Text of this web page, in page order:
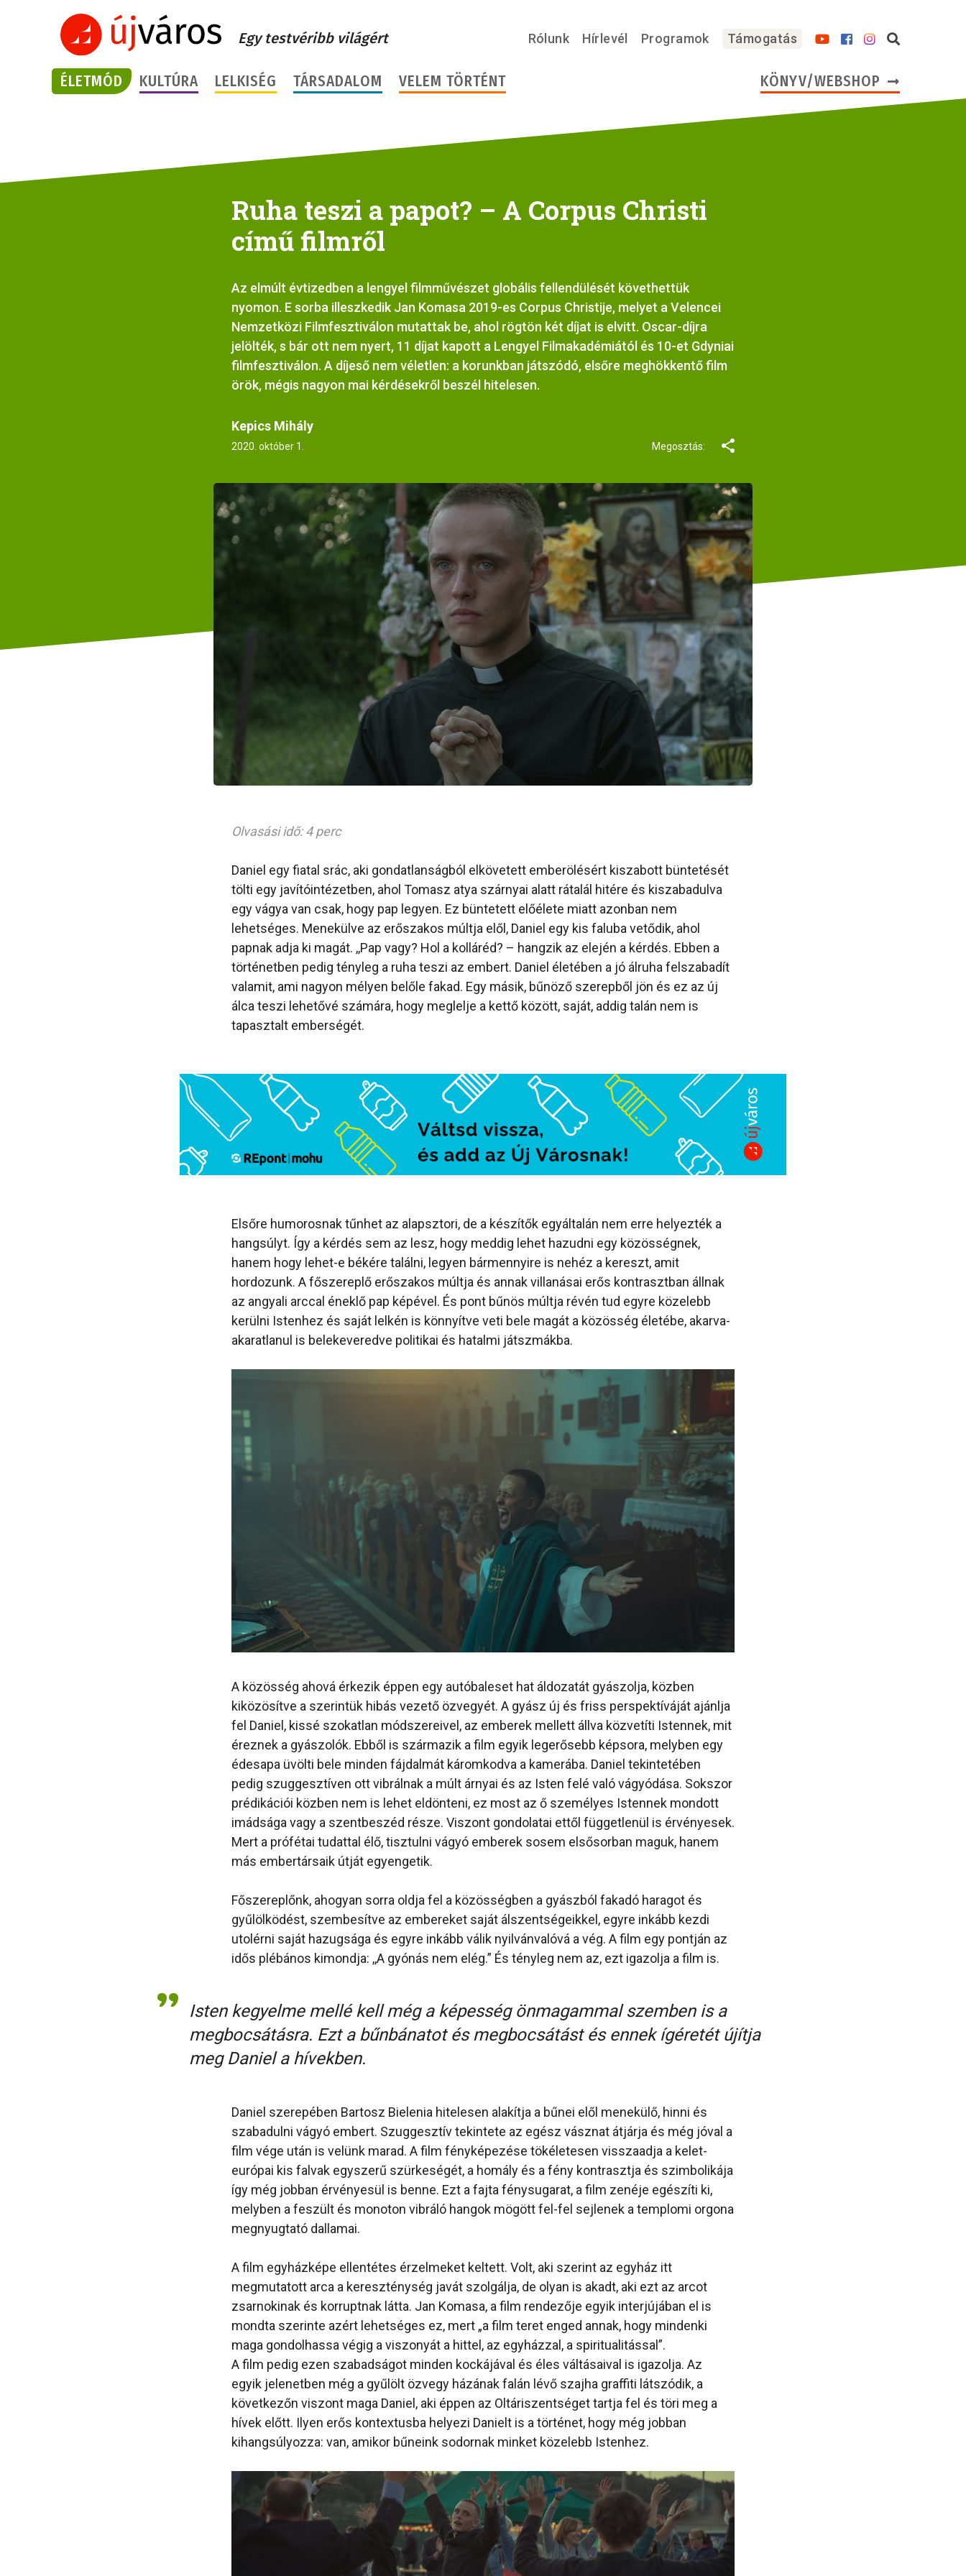
Egy testvéribb világért Rólunk Hírlevél Programok Támogatás
ÉLETMÓD KULTÚRA LELKISÉG TÁRSADALOM VELEM TÖRTÉNT KÖNYV/WEBSHOP
Ruha teszi a papot? – A Corpus Christi
című filmről
Az elmúlt évtizedben a lengyel filmművészet globális fellendülését követhettük
nyomon. E sorba illeszkedik Jan Komasa 2019-es Corpus Christije, melyet a Velencei
Nemzetközi Filmfesztiválon mutattak be, ahol rögtön két díjat is elvitt. Oscar-díjra
jelölték, s bár ott nem nyert, 11 díjat kapott a Lengyel Filmakadémiától és 10-et Gdyniai
filmfesztiválon. A díjeső nem véletlen: a korunkban játszódó, elsőre meghökkentő film
örök, mégis nagyon mai kérdésekről beszél hitelesen.
Kepics Mihály
2020. október 1. Megosztás:
Olvasási idő: 4 perc
Daniel egy fiatal srác, aki gondatlanságból elkövetett emberölésért kiszabott büntetését
tölti egy javítóintézetben, ahol Tomasz atya szárnyai alatt rátalál hitére és kiszabadulva
egy vágya van csak, hogy pap legyen. Ez büntetett előélete miatt azonban nem
lehetséges. Menekülve az erőszakos múltja elől, Daniel egy kis faluba vetődik, ahol
papnak adja ki magát. ,,Pap vagy? Hol a kolláréd? – hangzik az elején a kérdés. Ebben a
történetben pedig tényleg a ruha teszi az embert. Daniel életében a jó álruha felszabadít
valamit, ami nagyon mélyen belőle fakad. Egy másik, bűnöző szerepből jön és ez az új
álca teszi lehetővé számára, hogy meglelje a kettő között, saját, addig talán nem is
tapasztalt emberségét.
Elsőre humorosnak tűnhet az alapsztori, de a készítők egyáltalán nem erre helyezték a
hangsúlyt. Így a kérdés sem az lesz, hogy meddig lehet hazudni egy közösségnek,
hanem hogy lehet-e békére találni, legyen bármennyire is nehéz a kereszt, amit
hordozunk. A főszereplő erőszakos múltja és annak villanásai erős kontrasztban állnak
az angyali arccal éneklő pap képével. És pont bűnös múltja révén tud egyre közelebb
kerülni Istenhez és saját lelkén is könnyítve veti bele magát a közösség életébe, akarva-
akaratlanul is belekeveredve politikai és hatalmi játszmákba.
A közösség ahová érkezik éppen egy autóbaleset hat áldozatát gyászolja, közben
kiközösítve a szerintük hibás vezető özvegyét. A gyász új és friss perspektíváját ajánlja
fel Daniel, kissé szokatlan módszereivel, az emberek mellett állva közvetíti Istennek, mit
éreznek a gyászolók. Ebből is származik a film egyik legerősebb képsora, melyben egy
édesapa üvölti bele minden fájdalmát káromkodva a kamerába. Daniel tekintetében
pedig szuggesztíven ott vibrálnak a múlt árnyai és az Isten felé való vágyódása. Sokszor
prédikációi közben nem is lehet eldönteni, ez most az ő személyes Istennek mondott
imádsága vagy a szentbeszéd része. Viszont gondolatai ettől függetlenül is érvényesek.
Mert a prófétai tudattal élő, tisztulni vágyó emberek sosem elsősorban maguk, hanem
más embertársaik útját egyengetik.
Főszereplőnk, ahogyan sorra oldja fel a közösségben a gyászból fakadó haragot és
gyűlölködést, szembesítve az embereket saját álszentségeikkel, egyre inkább kezdi
utolérni saját hazugsága és egyre inkább válik nyilvánvalóvá a vég. A film egy pontján az
idős plébános kimondja: ,,A gyónás nem elég.” És tényleg nem az, ezt igazolja a film is.
Isten kegyelme mellé kell még a képesség önmagammal szemben is a
megbocsátásra. Ezt a bűnbánatot és megbocsátást és ennek ígéretét újítja
meg Daniel a hívekben.
Daniel szerepében Bartosz Bielenia hitelesen alakítja a bűnei elől menekülő, hinni és
szabadulni vágyó embert. Szuggesztív tekintete az egész vásznat átjárja és még jóval a
film vége után is velünk marad. A film fényképezése tökéletesen visszaadja a kelet-
európai kis falvak egyszerű szürkeségét, a homály és a fény kontrasztja és szimbolikája
így még jobban érvényesül is benne. Ezt a fajta fénysugarat, a film zenéje egészíti ki,
melyben a feszült és monoton vibráló hangok mögött fel-fel sejlenek a templomi orgona
megnyugtató dallamai.
A film egyházképe ellentétes érzelmeket keltett. Volt, aki szerint az egyház itt
megmutatott arca a kereszténység javát szolgálja, de olyan is akadt, aki ezt az arcot
zsarnokinak és korruptnak látta. Jan Komasa, a film rendezője egyik interjújában el is
mondta szerinte azért lehetséges ez, mert „a film teret enged annak, hogy mindenki
maga gondolhassa végig a viszonyát a hittel, az egyházzal, a spiritualitással”.
A film pedig ezen szabadságot minden kockájával és éles váltásaival is igazolja. Az
egyik jelenetben még a gyűlölt özvegy házának falán lévő szajha graffiti látszódik, a
következőn viszont maga Daniel, aki éppen az Oltáriszentséget tartja fel és töri meg a
hívek előtt. Ilyen erős kontextusba helyezi Danielt is a történet, hogy még jobban
kihangsúlyozza: van, amikor bűneink sodornak minket közelebb Istenhez.